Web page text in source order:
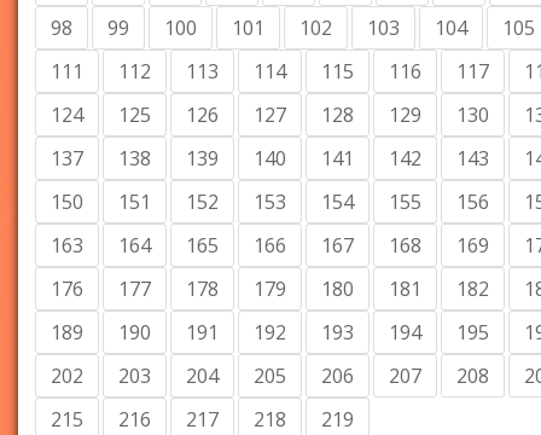
98
99 100 101 102 103 104
105
111
112 113 114 115 116 117
124
125 126 127 128 129 130
137
138 139 140 141 142 143
150
151 152 153 154 155 156
163
164 165 166 167 168 169
176
177 178 179 180 181 182
189
190 191 192 193 194 195
202
203 204 205 206 207 208
215
216 217 218 219